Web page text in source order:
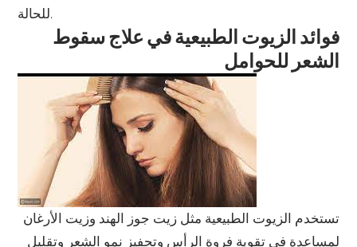
للحالة.
فوائد الزيوت الطبيعية في علاج سقوط
الشعر للحوامل
تستخدم الزيوت الطبيعية مثل زيت جوز الهند وزيت الأرغان
لمساعدة في تقوية فروة الرأس وتحفيز نمو الشعر وتقليل